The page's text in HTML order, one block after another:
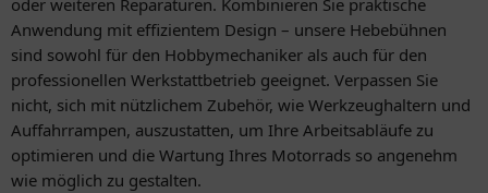
oder weiteren Reparaturen. Kombinieren Sie praktische
Anwendung mit effizientem Design – unsere Hebebühnen
sind sowohl für den Hobbymechaniker als auch für den
professionellen Werkstattbetrieb geeignet. Verpassen Sie
nicht, sich mit nützlichem Zubehör, wie Werkzeughaltern und
Auffahrrampen, auszustatten, um Ihre Arbeitsabläufe zu
optimieren und die Wartung Ihres Motorrads so angenehm
wie möglich zu gestalten.